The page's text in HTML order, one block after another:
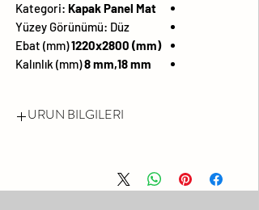
Kategori: Kapak Panel Mat
Yüzey Görünümü: Düz
Ebat (mm)1220x2800 (mm)
Kalınlık (mm)8 mm,18 mm
URUN BILGILERI
LÜTFEN FSC® SERTİFİKALI